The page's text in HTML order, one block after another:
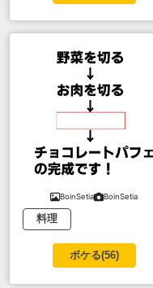
BoinSetia BoinSetia
料理
ボケる(56)